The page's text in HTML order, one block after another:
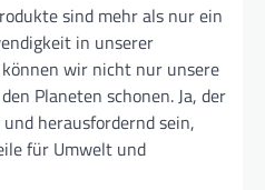
sind mehr als nur ein
in unserer
wir nicht nur unsere
Planeten schonen. Ja, der
herausfordernd sein,
für Umwelt und